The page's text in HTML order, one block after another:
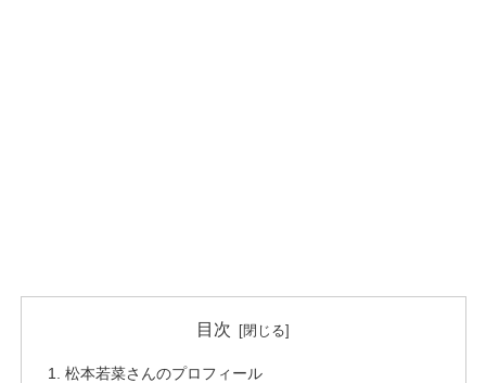
目次
松本若菜さんのプロフィール